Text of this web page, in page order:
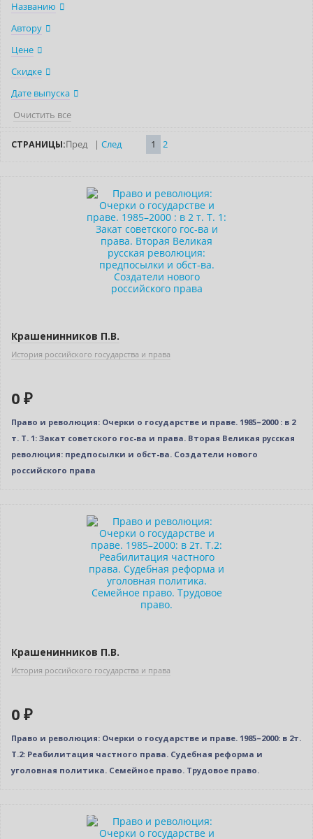
Названию
Автору
Цене
Скидке
Дате выпуска
Очистить все
СТРАНИЦЫ:Пред | След 1 2
Крашенинников П.В.
История российского государства и права
0 ₽
Право и революция: Очерки о государстве и праве. 1985–2000 : в 2
т. Т. 1: Закат советского гос-ва и права. Вторая Великая русская
революция: предпосылки и обст-ва. Создатели нового
российского права
Крашенинников П.В.
История российского государства и права
0 ₽
Право и революция: Очерки о государстве и праве. 1985–2000: в 2т.
Т.2: Реабилитация частного права. Судебная реформа и
уголовная политика. Семейное право. Трудовое право.
–10% (скидка 289 ₽)